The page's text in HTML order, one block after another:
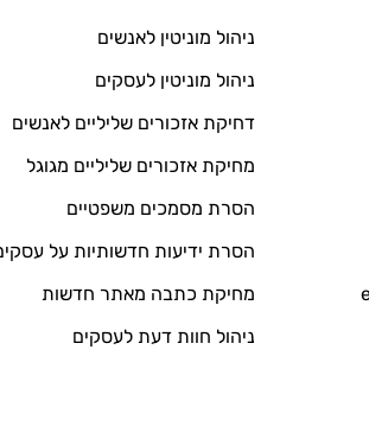
ניהול מוניטין לאנשים
ניהול מוניטין לעסקים
דחיקת אזכורים שליליים לאנשים
מחיקת אזכורים שליליים מגוגל
הסרת מסמכים משפטיים
הסרת ידיעות חדשותיות על
מחיקת כתבה מאתר חדשות
ניהול חוות דעת לעסקים